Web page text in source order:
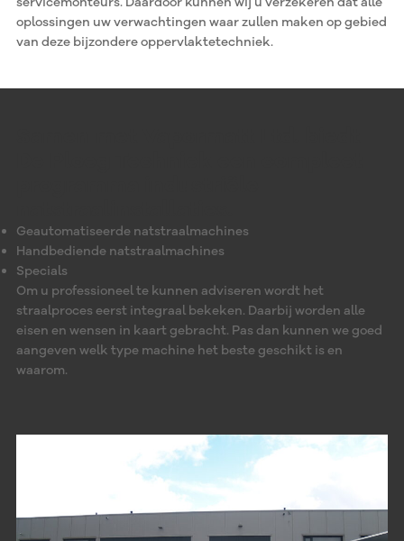
oplossingen uw verwachtingen waar zullen maken op gebied
van deze bijzondere oppervlaktetechniek.
Geautomatiseerde natstraalmachines
Handbediende natstraalmachines
Specials
Om u professioneel te kunnen adviseren wordt het
straalproces eerst integraal bekeken. Daarbij worden alle
eisen en wensen in kaart gebracht. Pas dan kunnen we goed
aangeven welk type machine het beste geschikt is en
waarom.